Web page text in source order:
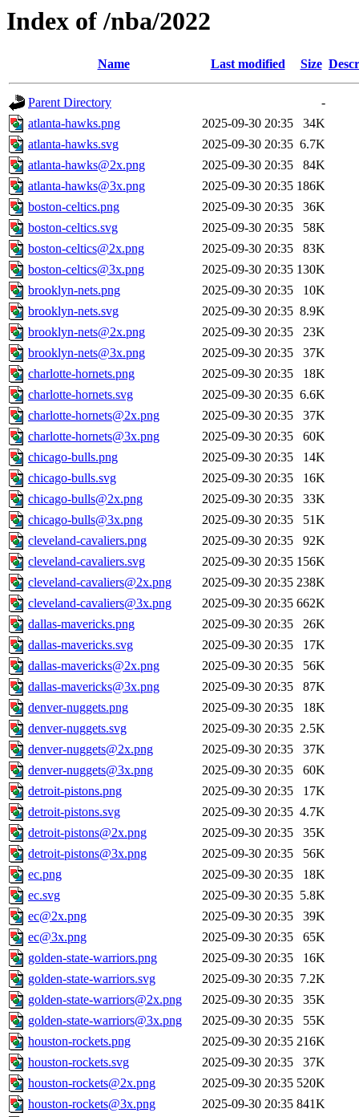
Index of /nba/2022
Name Last modified Size
Parent Directory
-
atlanta-hawks.png
2025-09-30 20:35
34K
atlanta-hawks.svg
2025-09-30 20:35 6.7K
atlanta-hawks@2x.png
2025-09-30 20:35
84K
atlanta-hawks@3x.png
2025-09-30 20:35 186K
boston-celtics.png
2025-09-30 20:35
36K
boston-celtics.svg
2025-09-30 20:35
58K
boston-celtics@2x.png
2025-09-30 20:35
83K
boston-celtics@3x.png
2025-09-30 20:35 130K
brooklyn-nets.png
2025-09-30 20:35
10K
brooklyn-nets.svg
2025-09-30 20:35 8.9K
brooklyn-nets@2x.png
2025-09-30 20:35
23K
brooklyn-nets@3x.png
2025-09-30 20:35
37K
charlotte-hornets.png
2025-09-30 20:35
18K
charlotte-hornets.svg
2025-09-30 20:35 6.6K
charlotte-hornets@2x.png
2025-09-30 20:35
37K
charlotte-hornets@3x.png
2025-09-30 20:35
60K
chicago-bulls.png
2025-09-30 20:35
14K
chicago-bulls.svg
2025-09-30 20:35
16K
chicago-bulls@2x.png
2025-09-30 20:35
33K
chicago-bulls@3x.png
2025-09-30 20:35
51K
cleveland-cavaliers.png
2025-09-30 20:35
92K
cleveland-cavaliers.svg
2025-09-30 20:35 156K
cleveland-cavaliers@2x.png
2025-09-30 20:35 238K
cleveland-cavaliers@3x.png
2025-09-30 20:35 662K
dallas-mavericks.png
2025-09-30 20:35
26K
dallas-mavericks.svg
2025-09-30 20:35
17K
dallas-mavericks@2x.png
2025-09-30 20:35
56K
dallas-mavericks@3x.png
2025-09-30 20:35
87K
denver-nuggets.png
2025-09-30 20:35
18K
denver-nuggets.svg
2025-09-30 20:35 2.5K
denver-nuggets@2x.png
2025-09-30 20:35
37K
denver-nuggets@3x.png
2025-09-30 20:35
60K
detroit-pistons.png
2025-09-30 20:35
17K
detroit-pistons.svg
2025-09-30 20:35 4.7K
detroit-pistons@2x.png
2025-09-30 20:35
35K
detroit-pistons@3x.png
2025-09-30 20:35
56K
ec.png
2025-09-30 20:35
18K
ec.svg
2025-09-30 20:35 5.8K
ec@2x.png
2025-09-30 20:35
39K
ec@3x.png
2025-09-30 20:35
65K
golden-state-warriors.png
2025-09-30 20:35
16K
golden-state-warriors.svg
2025-09-30 20:35 7.2K
golden-state-warriors@2x.png
2025-09-30 20:35
35K
golden-state-warriors@3x.png
2025-09-30 20:35
55K
houston-rockets.png
2025-09-30 20:35 216K
houston-rockets.svg
2025-09-30 20:35
37K
houston-rockets@2x.png
2025-09-30 20:35 520K
houston-rockets@3x.png
2025-09-30 20:35 841K